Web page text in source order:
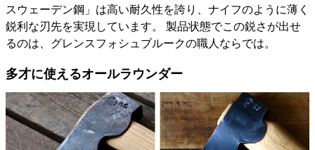
スウェーデン鋼」は高い耐久性を誇り、ナイフのように薄く
鋭利な刃先を実現しています。 製品状態でこの鋭さが出せ
るのは、グレンスフォシュブルークの職人ならでは。
多才に使えるオールラウンダー